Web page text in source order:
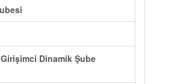
Dinamik Şube